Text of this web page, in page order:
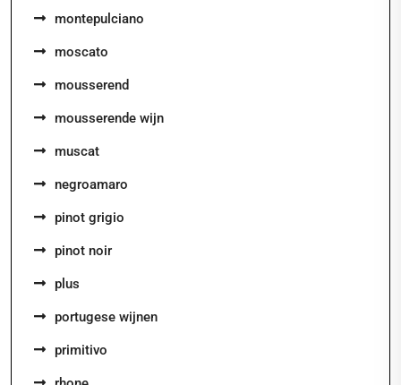
montepulciano
moscato
mousserend
mousserende wijn
muscat
negroamaro
pinot grigio
pinot noir
plus
portugese wijnen
primitivo